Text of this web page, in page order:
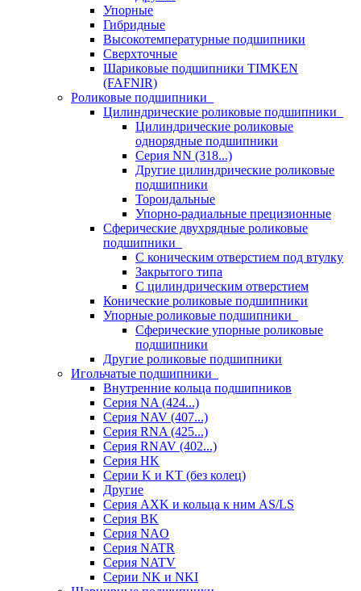
Упорные
Гибридные
Высокотемпературные подшипники
Сверхточные
Шариковые подшипники TIMKEN
(FAFNIR)
Роликовые подшипники
Цилиндрические роликовые подшипники
Цилиндрические роликовые
однорядные подшипники
Серия NN (318...)
Другие цилиндрические роликовые
подшипники
Тороидальные
Упорно-радиальные прецизионные
Сферические двухрядные роликовые
подшипники
С коническим отверстием под втулку
Закрытого типа
С цилиндрическим отверстием
Конические роликовые подшипники
Упорные роликовые подшипники
Сферические упорные роликовые
подшипники
Другие роликовые подшипники
Игольчатые подшипники
Внутренние кольца подшипников
Серия NA (424...)
Серия NAV (407...)
Серия RNA (425...)
Серия RNAV (402...)
Серия HK
Серии K и KT (без колец)
Другие
Серия AXK и кольца к ним AS/LS
Серия BK
Серия NAO
Серия NATR
Серия NATV
Серии NK и NKI